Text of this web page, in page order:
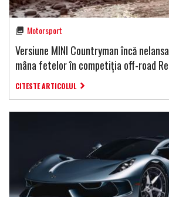
Motorsport
Versiune MINI Countryman încă
mâna fetelor în competiția off-road
CITESTE ARTICOLUL